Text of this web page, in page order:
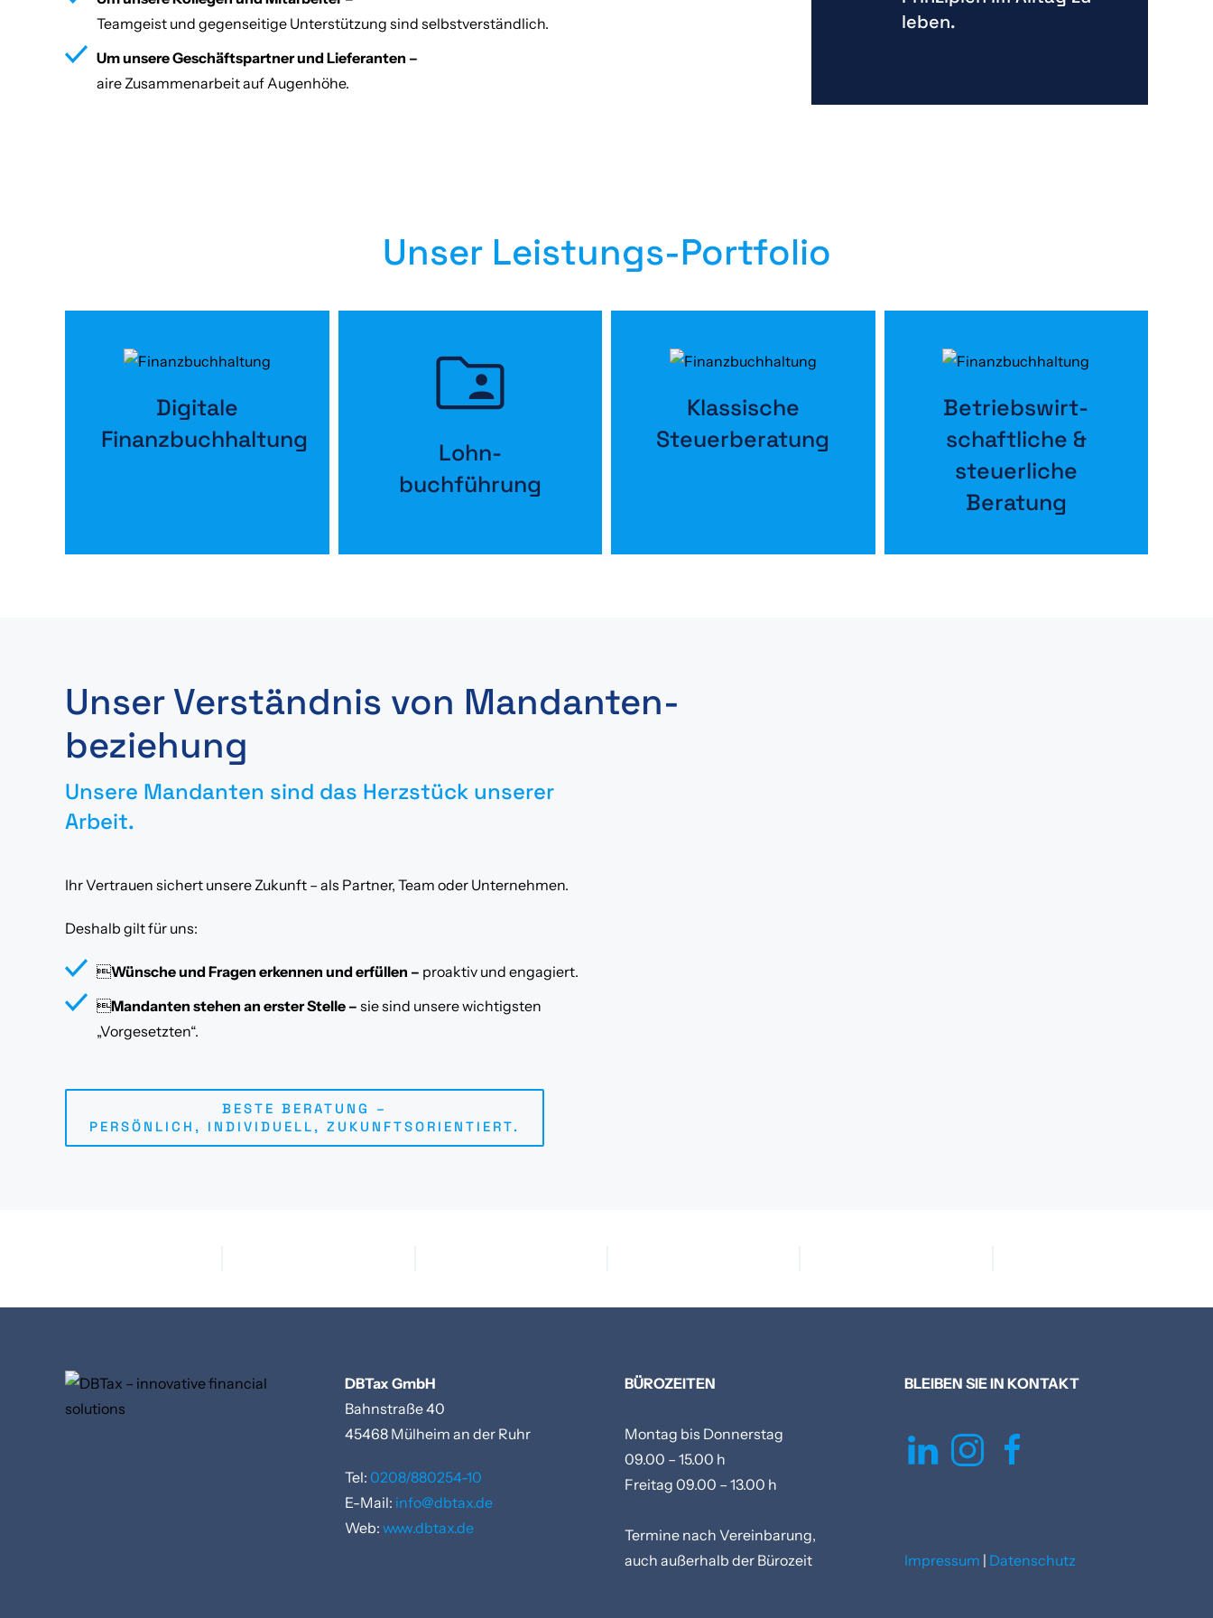
Teamgeist und gegenseitige Unterstützung sind selbstverständlich.
Um unsere Geschäftspartner und Lieferanten –
aire Zusammenarbeit auf Augenhöhe.
leben.
Unser Leistungs-Portfolio
Digitale
Finanzbuchhaltung
Lohn-
buchführung
Klassische
Steuerberatung
Betriebs­wirt­
schaft­liche &
steuerliche
Beratung
Unser Verständnis von Mandanten­
beziehung
Unsere Mandanten sind das Herzstück unserer
Arbeit.
Ihr Vertrauen sichert unsere Zukunft – als Partner, Team oder Unternehmen.
Deshalb gilt für uns:
Wünsche und Fragen erkennen und erfüllen – proaktiv und engagiert.
Mandanten stehen an erster Stelle – sie sind unsere wichtigsten
„Vorgesetzten“.
BESTE BERATUNG –
PERSÖNLICH, INDIVIDUELL, ZUKUNFTSORIENTIERT.
DBTax GmbH
Bahnstraße 40
45468 Mülheim an der Ruhr
Tel: 0208/880254-10
E-Mail: info@dbtax.de
Web: www.dbtax.de
BÜROZEITEN
Montag bis Donnerstag
09.00 – 15.00 h
Freitag 09.00 – 13.00 h
Termine nach Vereinbarung,
auch außerhalb der Bürozeit
BLEIBEN SIE IN KONTAKT
Impressum | Datenschutz